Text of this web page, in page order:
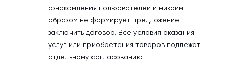
ознакомления пользователей и никоим
образом не формирует предложение
заключить договор. Все условия оказания
услуг или приобретения товаров подлежат
отдельному согласованию.